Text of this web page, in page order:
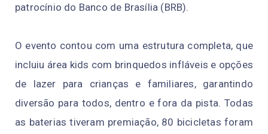
patrocínio do Banco de Brasília (BRB).
O evento contou com uma estrutura completa, que
incluiu área kids com brinquedos infláveis e opções
de lazer para crianças e familiares, garantindo
diversão para todos, dentro e fora da pista. Todas
as baterias tiveram premiação, 80 bicicletas foram